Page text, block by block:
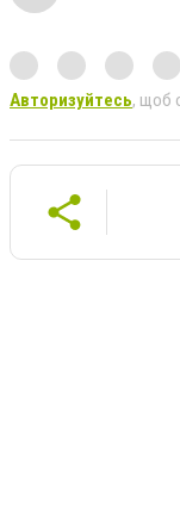
Авторизуйтесь, щоб